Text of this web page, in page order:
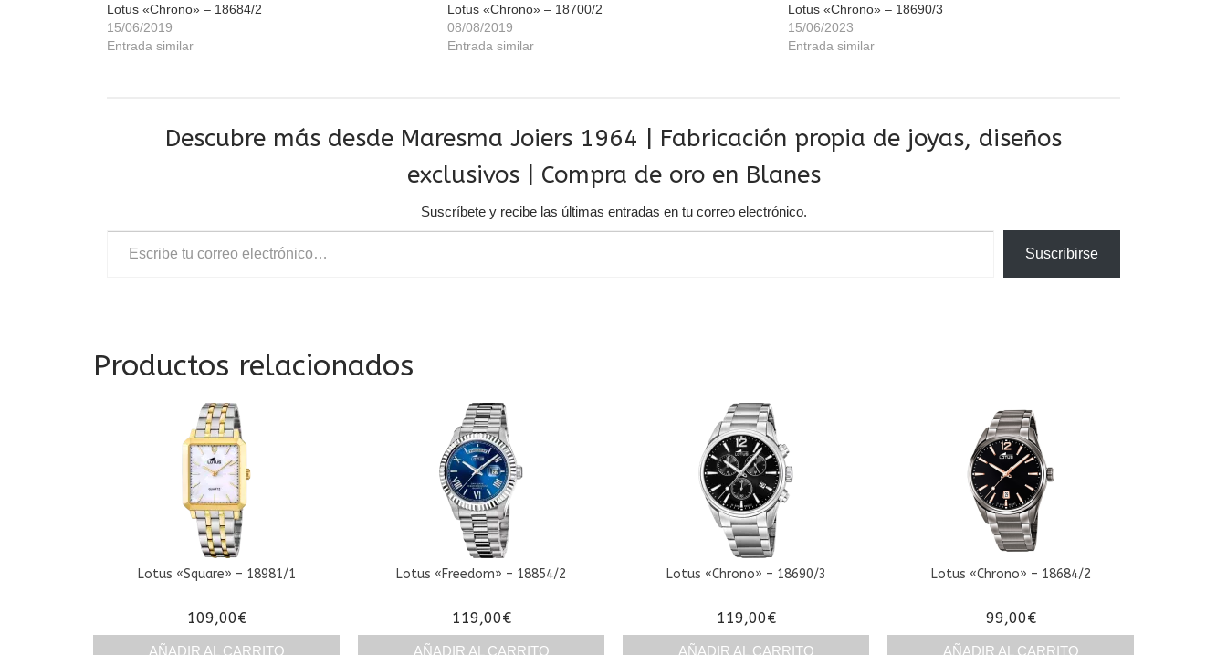
Lotus «Chrono» – 18684/2
15/06/2019
Entrada similar
Lotus «Chrono» – 18700/2
08/08/2019
Entrada similar
Lotus «Chrono» – 18690/3
15/06/2023
Entrada similar
Descubre más desde Maresma Joiers 1964 | Fabricación propia de joyas, diseños
exclusivos | Compra de oro en Blanes
Suscríbete y recibe las últimas entradas en tu correo electrónico.
Escribe tu correo electrónico…
Suscribirse
Productos relacionados
Lotus «Square» – 18981/1
109,00€
AÑADIR AL CARRITO
Lotus «Freedom» – 18854/2
119,00€
AÑADIR AL CARRITO
Lotus «Chrono» – 18690/3
119,00€
AÑADIR AL CARRITO
Lotus «Chrono» – 18684/2
99,00€
AÑADIR AL CARRITO